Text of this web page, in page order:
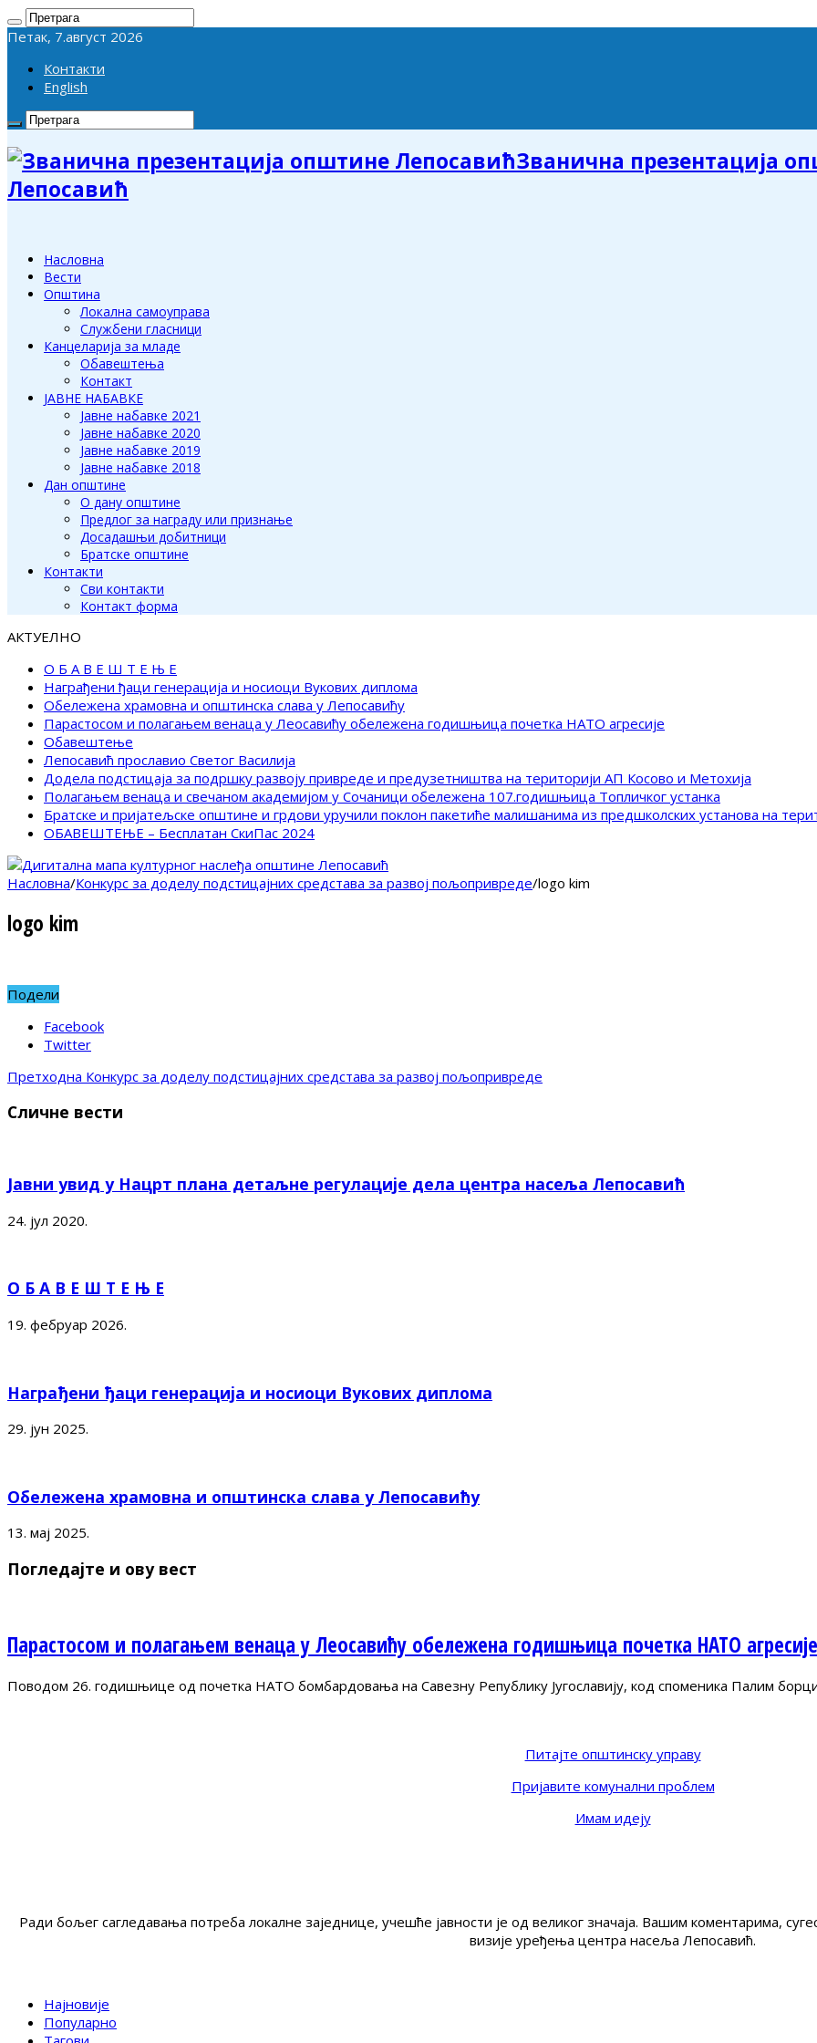
Петак, 7.август 2026
Контакти
English
Званична презентација
Лепосавић
Насловна
Вести
Општина
Локална самоуправа
Службени гласници
Канцеларија за младе
Обавештења
Контакт
ЈАВНЕ НАБАВКЕ
Јавне набавке 2021
Јавне набавке 2020
Јавне набавке 2019
Јавне набавке 2018
Дан општине
О дану општине
Предлог за награду или признање
Досадашњи добитници
Братске општине
Контакти
Сви контакти
Контакт форма
АКТУЕЛНО
О Б А В Е Ш Т Е Њ Е
Награђени ђаци генерација и носиоци Вукових диплома
Обележена храмовна и општинска слава у Лепосавићу
Парастосом и полагањем венаца у Леосавићу обележена годишњица почетка НАТО агресије
Обавештење
Лепосавић прославио Светог Василија
Додела подстицаја за подршку развоју привреде и предузетништва на територији АП Косово и Метохија
Полагањем венаца и свечаном академијом у Сочаници обележена 107.годишњица Топличког устанка
Братске и пријатељске општине и грдови уручили поклон пакетиће малишанима из предшколских установа на
ОБАВЕШТЕЊЕ – Бесплатан СкиПас 2024
Насловна/Конкурс за доделу подстицајних средстава за развој пољопривреде/logo kim
logo kim
Подели
Facebook
Twitter
Претходна Конкурс за доделу подстицајних средстава за развој пољопривреде
Сличне вести
Јавни увид у Нацрт плана детаљне регулације дела центра насеља Лепосавић
24. јул 2020.
О Б А В Е Ш Т Е Њ Е
19. фебруар 2026.
Награђени ђаци генерација и носиоци Вукових диплома
29. јун 2025.
Обележена храмовна и општинска слава у Лепосавићу
13. мај 2025.
Погледајте и ову вест
Парастосом и полагањем венаца у Леосавићу обележена годишњица почетка НАТО агресије
Поводом 26. годишњице од почетка НАТО бомбардовања на Савезну Републику Југославију, код споменика Палим
Питајте општинску управу
Пријавите комунални проблем
Имам идеју
Ради бољег сагледавања потреба локалне заједнице, учешће јавности је од великог значаја. Вашим коментарима,
визије уређења центра насеља Лепосавић.
Најновије
Популарно